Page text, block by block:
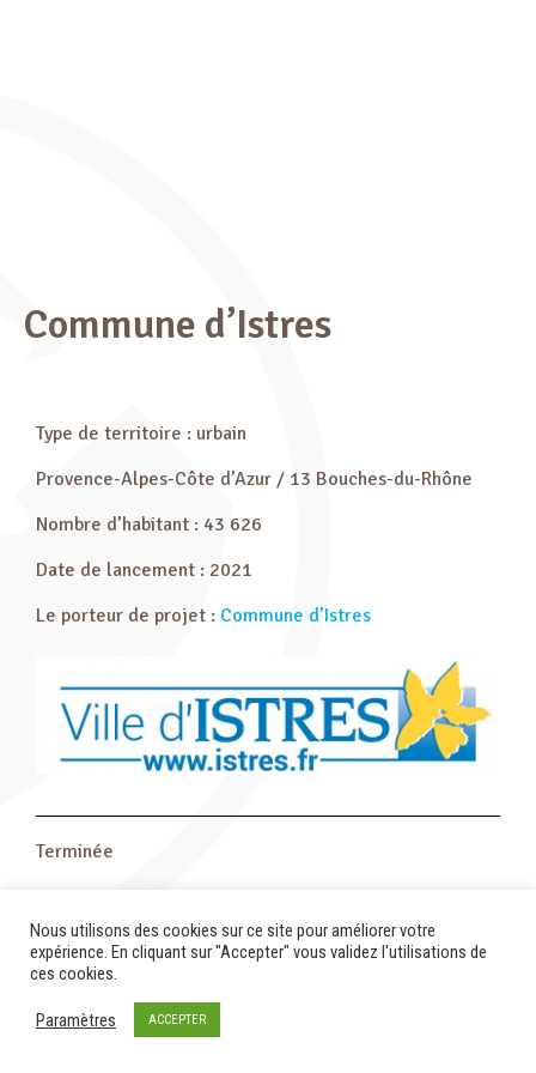
Commune d’Istres
Type de territoire : urbain
Provence-Alpes-Côte d’Azur / 13 Bouches-du-Rhône
Nombre d’habitant : 43 626
Date de lancement : 2021
Le porteur de projet : Commune d’Istres
Terminée
Nous utilisons des cookies sur ce site pour améliorer votre
expérience. En cliquant sur "Accepter" vous validez l'utilisations de
ces cookies.
Paramètres ACCEPTER